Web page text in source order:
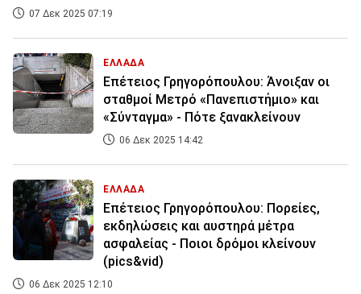
07 Δεκ 2025 07:19
ΕΛΛΑΔΑ
Επέτειος Γρηγορόπουλου: Άνοιξαν οι
σταθμοί Μετρό «Πανεπιστήμιο» και
«Σύνταγμα» - Πότε ξανακλείνουν
06 Δεκ 2025 14:42
ΕΛΛΑΔΑ
Επέτειος Γρηγορόπουλου: Πορείες,
εκδηλώσεις και αυστηρά μέτρα
ασφαλείας - Ποιοι δρόμοι κλείνουν
(pics&vid)
06 Δεκ 2025 12:10